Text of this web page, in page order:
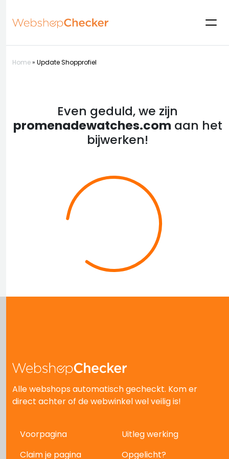
Home» Update Shopprofiel
Even geduld, we zijn
promenadewatches.com aan het
bijwerken!
Alle webshops automatisch gecheckt. Kom er
direct achter of de webwinkel wel veilig is!
Voorpagina
Uitleg werking
Claim je pagina
Opgelicht?